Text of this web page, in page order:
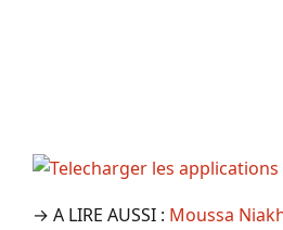
→ A LIRE AUSSI : Moussa